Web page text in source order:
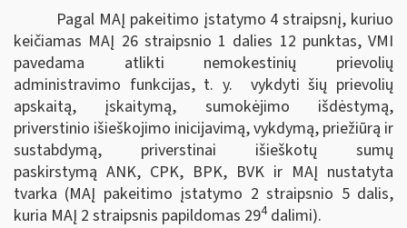
Pagal MAĮ pakeitimo įstatymo 4 straipsnį, kuriuo
keičiamas MAĮ 26 straipsnio 1 dalies 12 punktas, VMI
pavedama atlikti nemokestinių prievolių
administravimo funkcijas, t. y. vykdyti šių prievolių
apskaitą, įskaitymą, sumokėjimo išdėstymą,
priverstinio išieškojimo inicijavimą, vykdymą, priežiūrą ir
sustabdymą, priverstinai išieškotų sumų
paskirstymą ANK, CPK, BPK, BVK ir MAĮ nustatyta
tvarka (MAĮ pakeitimo įstatymo 2 straipsnio 5 dalis,
kuria MAĮ 2 straipsnis papildomas 294dalimi).